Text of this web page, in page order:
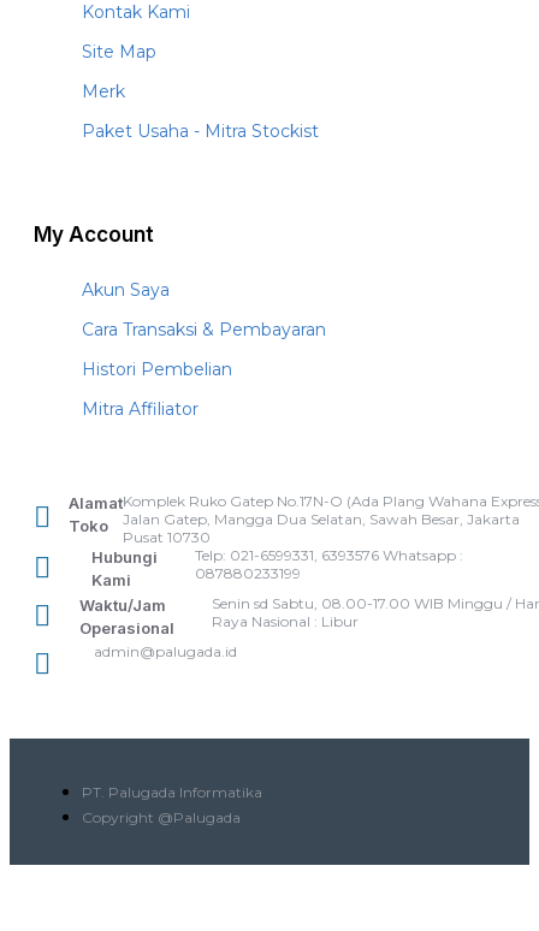
Kontak Kami
Site Map
Merk
Paket Usaha - Mitra Stockist
My Account
Akun Saya
Cara Transaksi & Pembayaran
Histori Pembelian
Mitra Affiliator
Alamat
Toko
Komplek Ruko Gatep No.17N-O (Ada Plang Wahana
Jalan Gatep, Mangga Dua Selatan, Sawah Besar, Jakarta
Pusat 10730
Hubungi
Kami
Telp: 021-6599331, 6393576 Whatsapp :
087880233199
Waktu/Jam
Operasional
Senin sd Sabtu, 08.00-17.00 WIB Minggu /
Raya Nasional : Libur
admin@palugada.id
PT. Palugada Informatika
Copyright @Palugada